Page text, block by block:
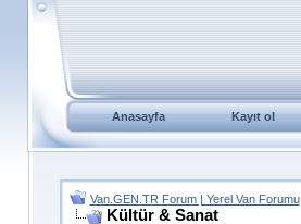
Anasayfa Kayıt ol
Van.GEN.TR Forum | Yerel Van Forumu
Kültür & Sanat